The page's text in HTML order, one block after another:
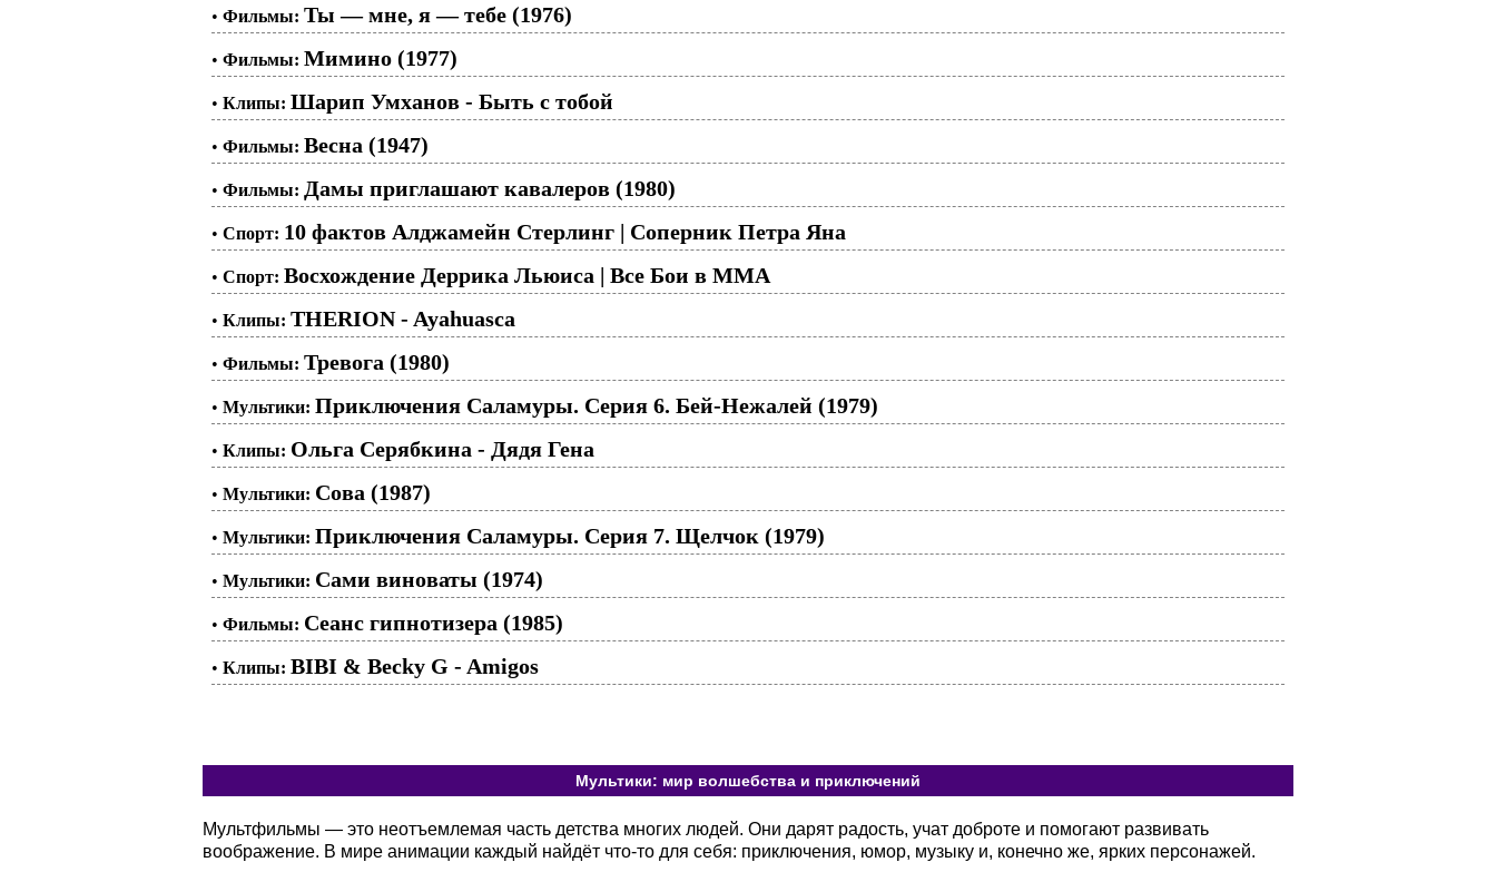
• Фильмы: Ты — мне, я — тебе (1976)
• Фильмы: Мимино (1977)
• Клипы: Шарип Умханов - Быть с тобой
• Фильмы: Весна (1947)
• Фильмы: Дамы приглашают кавалеров (1980)
• Спорт: 10 фактов Алджамейн Стерлинг | Соперник Петра Яна
• Спорт: Восхождение Деррика Льюиса | Все Бои в ММА
• Клипы: THERION - Ayahuasca
• Фильмы: Тревога (1980)
• Мультики: Приключения Саламуры. Серия 6. Бей-Нежалей (1979)
• Клипы: Ольга Серябкина - Дядя Гена
• Мультики: Сова (1987)
• Мультики: Приключения Саламуры. Серия 7. Щелчок (1979)
• Мультики: Сами виноваты (1974)
• Фильмы: Сеанс гипнотизера (1985)
• Клипы: BIBI & Becky G - Amigos
Мультики: мир волшебства и приключений
Мультфильмы — это неотъемлемая часть детства многих людей. Они дарят радость, учат доброте и помогают развивать
воображение. В мире анимации каждый найдёт что-то для себя: приключения, юмор, музыку и, конечно же, ярких персонажей.